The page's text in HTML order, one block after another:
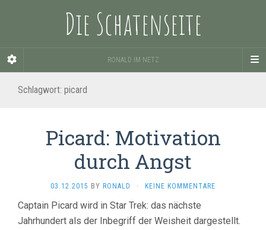
Die Schatenseite
RONALD IM NETZ
Schlagwort: picard
Picard: Motivation
durch Angst
03.12.2015 BY RONALD · KEINE KOMMENTARE
Captain Picard wird in Star Trek: das nächste
Jahrhundert als der Inbegriff der Weisheit dargestellt.